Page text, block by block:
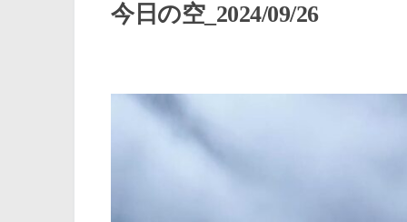
今日の空_2024/09/26